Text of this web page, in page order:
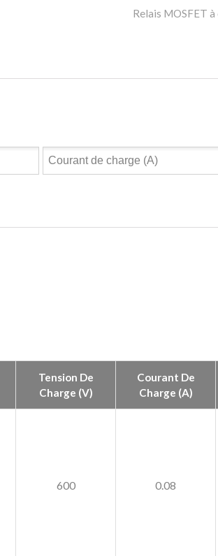
Relais MOSFET
Tension De
Charge (V)
Courant De
Charge (A)
600 0.08